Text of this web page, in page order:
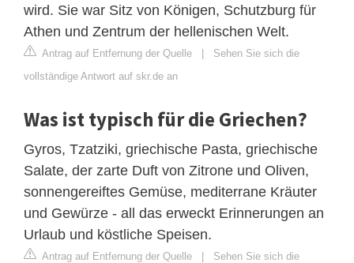
wird. Sie war Sitz von Königen, Schutzburg für
Athen und Zentrum der hellenischen Welt.
Antrag auf Entfernung der Quelle | Sehen Sie sich die
vollständige Antwort auf skr.de an
Was ist typisch für die Griechen?
Gyros, Tzatziki, griechische Pasta, griechische
Salate, der zarte Duft von Zitrone und Oliven,
sonnengereiftes Gemüse, mediterrane Kräuter
und Gewürze - all das erweckt Erinnerungen an
Urlaub und köstliche Speisen.
Antrag auf Entfernung der Quelle | Sehen Sie sich die